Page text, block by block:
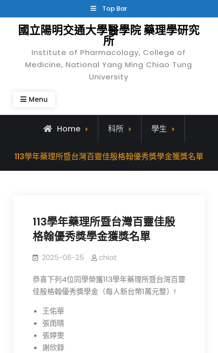
to
content
Top Bar
國立陽明交通大學醫學院 藥理學研究
所
Institute of Pharmacology, College of
Medicine, National Yang Ming Chiao Tung
University
Menu
Home 科所 學生
113學年藥理所暨台灣百靈佳殷格翰優秀獎學金獲獎名單
113學年藥理所暨台灣百靈佳殷
格翰優秀獎學金獲獎名單
2025-06-25 chiat
恭喜下列4位同學榮獲113學年藥理所暨台灣百靈
佳殷格翰優秀獎學金（每人新台幣1萬元整）!
王佑華
張雨晴
張婷雯
謝欣錞